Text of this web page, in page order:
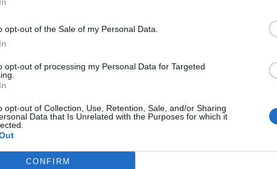
opt-out of the Sale of my Personal Data.
opt-out of processing my Personal Data for Targeted
opt-out of Collection, Use, Retention, Sale, and/or Sharing
Data that Is Unrelated with the Purposes for which it
CONFIRM
(Open Data, licenza CC BY-SA 4.0). Ogni CIG e' verificabile sul portale ANAC.
pubblici per un totale di almeno 844.698 euro (2020–2025).